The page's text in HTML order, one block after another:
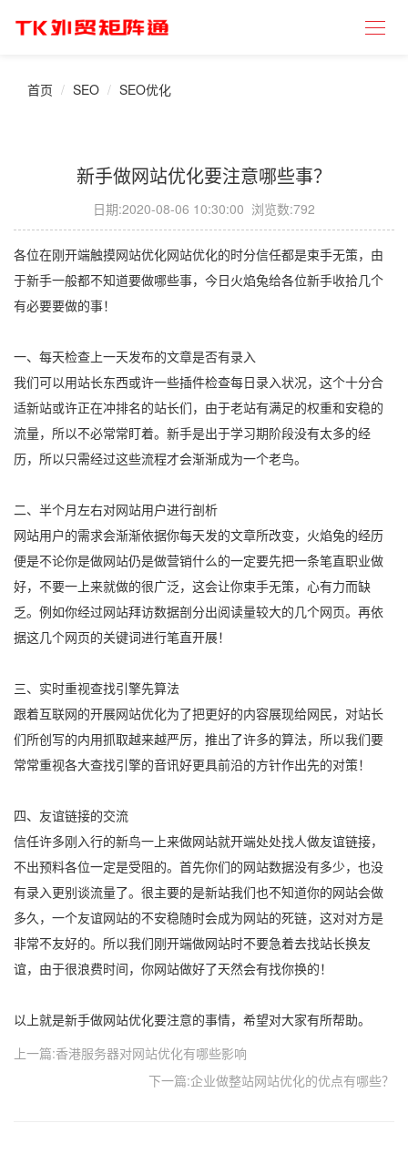
首页 SEO SEO优化
新手做网站优化要注意哪些事？
日期:2020-08-06 10:30:00 浏览数:792
各位在刚开端触摸网站优化网站优化的时分信任都是束手无策，由
于新手一般都不知道要做哪些事，今日火焰兔给各位新手收拾几个
有必要要做的事！
一、每天检查上一天发布的文章是否有录入
我们可以用站长东西或许一些插件检查每日录入状况，这个十分合
适新站或许正在冲排名的站长们，由于老站有满足的权重和安稳的
流量，所以不必常常盯着。新手是出于学习期阶段没有太多的经
历，所以只需经过这些流程才会渐渐成为一个老鸟。
二、半个月左右对网站用户进行剖析
网站用户的需求会渐渐依据你每天发的文章所改变，火焰兔的经历
便是不论你是做网站仍是做营销什么的一定要先把一条笔直职业做
好，不要一上来就做的很广泛，这会让你束手无策，心有力而缺
乏。例如你经过网站拜访数据剖分出阅读量较大的几个网页。再依
据这几个网页的关键词进行笔直开展！
三、实时重视查找引擎先算法
跟着互联网的开展网站优化为了把更好的内容展现给网民，对站长
们所创写的内用抓取越来越严厉，推出了许多的算法，所以我们要
常常重视各大查找引擎的音讯好更具前沿的方针作出先的对策！
四、友谊链接的交流
信任许多刚入行的新鸟一上来做网站就开端处处找人做友谊链接，
不出预料各位一定是受阻的。首先你们的网站数据没有多少，也没
有录入更别谈流量了。很主要的是新站我们也不知道你的网站会做
多久，一个友谊网站的不安稳随时会成为网站的死链，这对对方是
非常不友好的。所以我们刚开端做网站时不要急着去找站长换友
谊，由于很浪费时间，你网站做好了天然会有找你换的！
以上就是新手做网站优化要注意的事情，希望对大家有所帮助。
上一篇:香港服务器对网站优化有哪些影响
下一篇:企业做整站网站优化的优点有哪些？